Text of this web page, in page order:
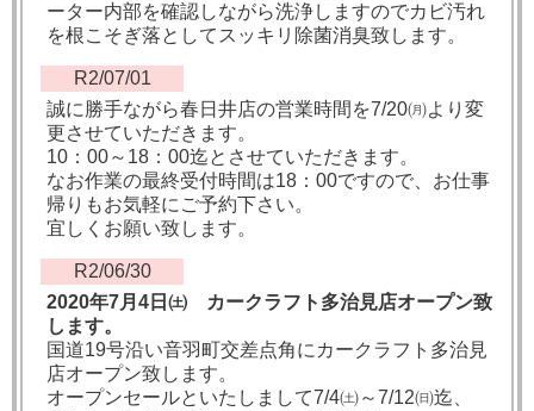
ーター内部を確認しながら洗浄しますのでカビ汚れ
を根こそぎ落としてスッキリ除菌消臭致します。
R2/07/01
誠に勝手ながら春日井店の営業時間を7/20㈪より変
更させていただきます。
10：00～18：00迄とさせていただきます。
なお作業の最終受付時間は18：00ですので、お仕事
帰りもお気軽にご予約下さい。
宜しくお願い致します。
R2/06/30
2020年7月4日㈯ カークラフト多治見店オープン致
します。
国道19号沿い音羽町交差点角にカークラフト多治見
店オープン致します。
オープンセールといたしまして7/4㈯～7/12㈰迄、